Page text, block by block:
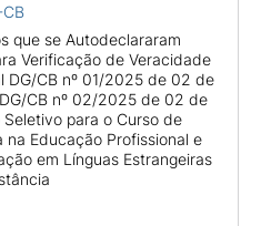
que se Autodeclararam
Verificação de Veracidade
CB nº 01/2025 de 02 de
CB nº 02/2025 de 02 de
para o Curso de
na Educação Profissional e
em Línguas Estrangeiras